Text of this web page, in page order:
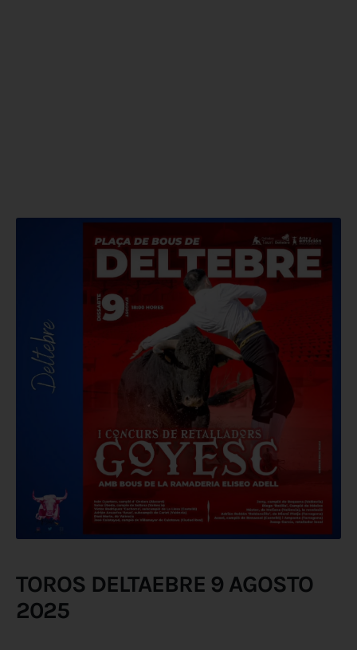
TOROS DELTAEBRE 9 AGOSTO
2025